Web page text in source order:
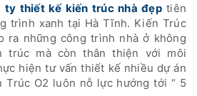
ty thiết kế kiến trúc nhà đẹptiên
trình xanh tại Hà Tĩnh. Kiến Trúc
ra những công trình nhà ở không
trúc mà còn thân thiện với môi
hiện tư vấn thiết kế nhiều dự án
Trúc O2 luôn nỗ lực hướng tới “ 5